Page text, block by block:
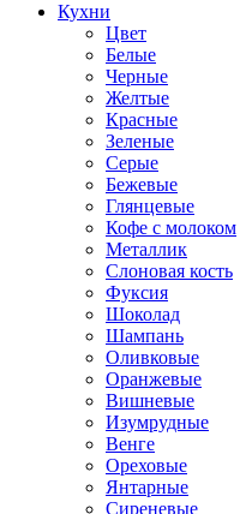
Кухни
Цвет
Белые
Черные
Желтые
Красные
Зеленые
Серые
Бежевые
Глянцевые
Кофе с молоком
Металлик
Слоновая кость
Фуксия
Шоколад
Шампань
Оливковые
Оранжевые
Вишневые
Изумрудные
Венге
Ореховые
Янтарные
Сиреневые